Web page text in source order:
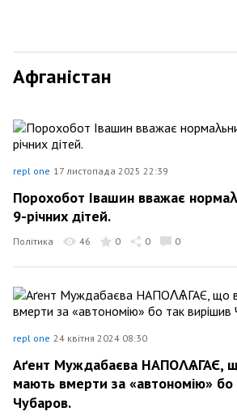
Афганістан
repl one 17 листопада 2025 22:39
Порохобот Івашин вважає
9-річних дітей.
Політика 46 0 0 0
repl one 24 квітня 2024 08:30
Аґент Муждабаєва НАПОΛѦГАЄ,
мають вмерти за «автономію» бо
Чубаров.